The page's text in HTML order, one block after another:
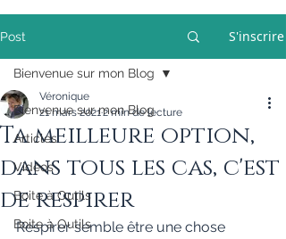
Post S'inscrire
Bienvenue sur mon Blog
Articles
Vidéos
Boite à Outils
Boite à Outils
Bienvenue sur mon Blog
Ta meilleure option,
dans tous les cas, c'est
de respirer
Véronique
21 mars 20212 min de lecture
Respirer semble être une chose